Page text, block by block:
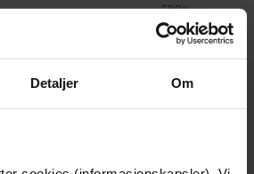
Detaljer Om
EBOK
kjøpt